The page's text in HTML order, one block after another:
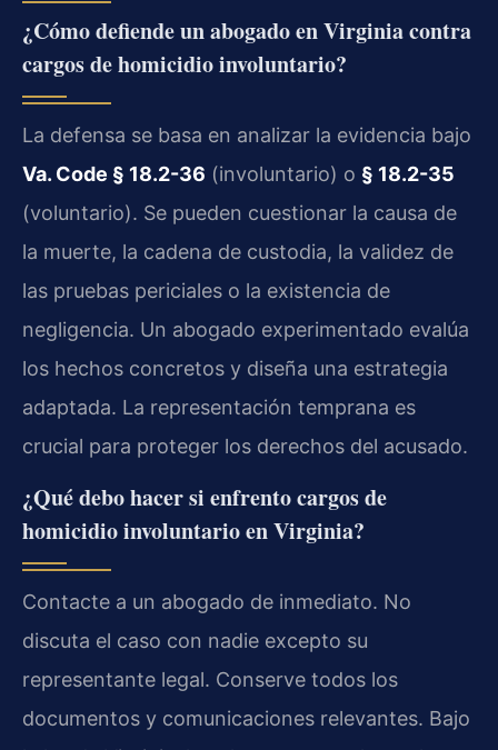
¿Cómo defiende un abogado en Virginia contra
cargos de homicidio involuntario?
La defensa se basa en analizar la evidencia bajo
Va. Code § 18.2-36 (involuntario) o § 18.2-35
(voluntario). Se pueden cuestionar la causa de
la muerte, la cadena de custodia, la validez de
las pruebas periciales o la existencia de
negligencia. Un abogado experimentado evalúa
los hechos concretos y diseña una estrategia
adaptada. La representación temprana es
crucial para proteger los derechos del acusado.
¿Qué debo hacer si enfrento cargos de
homicidio involuntario en Virginia?
Contacte a un abogado de inmediato. No
discuta el caso con nadie excepto su
representante legal. Conserve todos los
documentos y comunicaciones relevantes. Bajo